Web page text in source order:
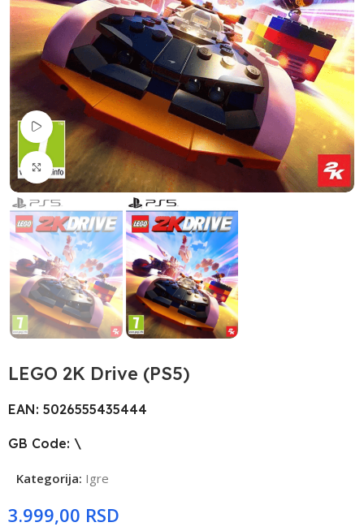
Pogledaj Video
Uvećaj sliku
LEGO 2K Drive (PS5)
EAN: 5026555435444
GB Code: \
Kategorija: Igre
RSD